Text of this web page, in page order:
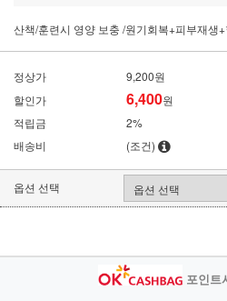
산책/훈련시 영양 보충 /원기회복+피부재생
정상가
9,200원
할인가
6,400원
적립금
2%
배송비
(조건)
옵션 선택
포인트